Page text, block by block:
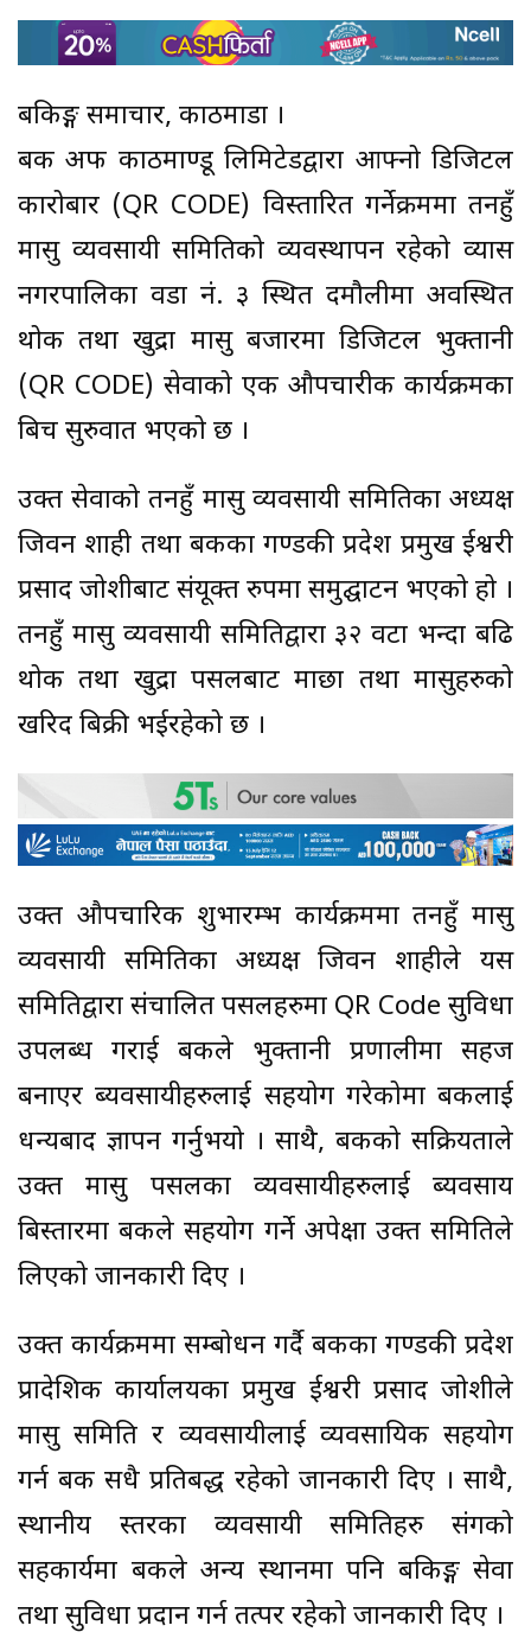
बैंकिङ्ग समाचार, काठमाडौं ।
बैंक अफ काठमाण्डू लिमिटेडद्वारा आफ्नो डिजिटल
कारोबार (QR CODE) विस्तारित गर्नेक्रममा तनहुँ
मासु व्यवसायी समितिको व्यवस्थापन रहेको व्यास
नगरपालिका वडा नं. ३ स्थित दमौलीमा अवस्थित
थोक तथा खुद्रा मासु बजारमा डिजिटल भुक्तानी
(QR CODE) सेवाको एक औपचारीक कार्यक्रमका
बिच सुरुवात भएको छ ।
उक्त सेवाको तनहुँ मासु व्यवसायी समितिका अध्यक्ष
जिवन शाही तथा बैंकका गण्डकी प्रदेश प्रमुख ईश्वरी
प्रसाद जोशीबाट संयूक्त रुपमा समुद्घाटन भएको हो ।
तनहुँ मासु व्यवसायी समितिद्वारा ३२ वटा भन्दा बढि
थोक तथा खुद्रा पसलबाट माछा तथा मासुहरुको
खरिद बिक्री भईरहेको छ ।
उक्त औपचारिक शुभारम्भ कार्यक्रममा तनहुँ मासु
व्यवसायी समितिका अध्यक्ष जिवन शाहीले यस
समितिद्वारा संचालित पसलहरुमा QR Code सुविधा
उपलब्ध गराई बैंकले भुक्तानी प्रणालीमा सहज
बनाएर ब्यवसायीहरुलाई सहयोग गरेकोमा बैंकलाई
धन्यबाद ज्ञापन गर्नुभयो । साथै, बैंकको सक्रियताले
उक्त मासु पसलका व्यवसायीहरुलाई ब्यवसाय
बिस्तारमा बैंकले सहयोग गर्ने अपेक्षा उक्त समितिले
लिएको जानकारी दिए ।
उक्त कार्यक्रममा सम्बोधन गर्दै बैंकका गण्डकी प्रदेश
प्रादेशिक कार्यालयका प्रमुख ईश्वरी प्रसाद जोशीले
मासु समिति र व्यवसायीलाई व्यवसायिक सहयोग
गर्न बैंक सधै प्रतिबद्ध रहेको जानकारी दिए । साथै,
स्थानीय स्तरका व्यवसायी समितिहरु संगको
सहकार्यमा बैंकले अन्य स्थानमा पनि बैंकिङ्ग सेवा
तथा सुविधा प्रदान गर्न तत्पर रहेको जानकारी दिए ।